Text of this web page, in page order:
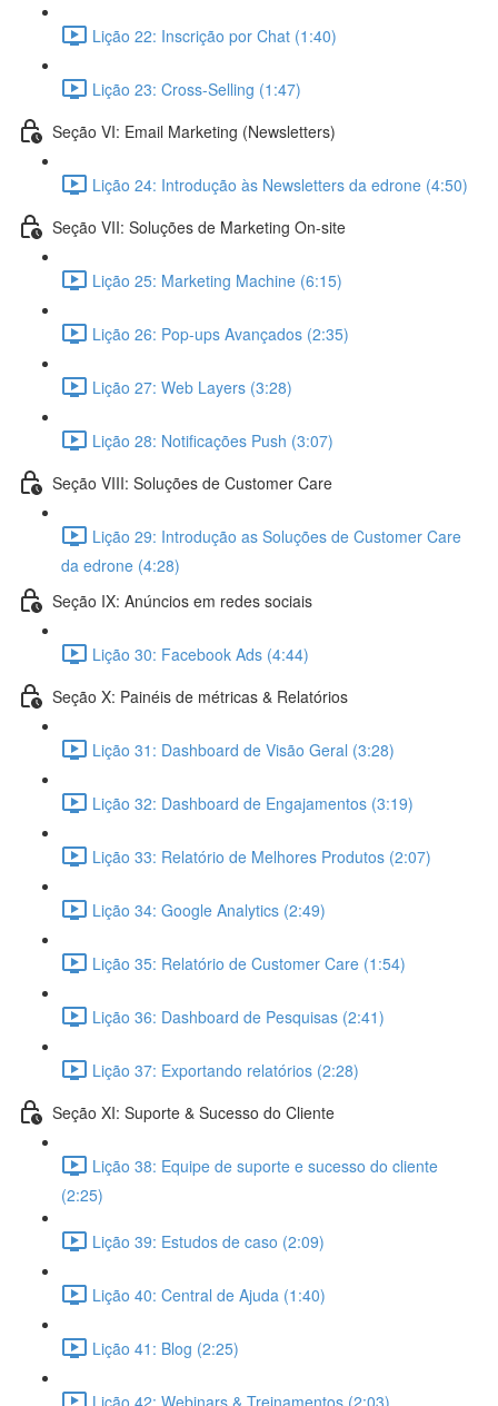
Lição 22: Inscrição por Chat (1:40)
Lição 23: Cross-Selling (1:47)
Seção VI: Email Marketing (Newsletters)
Lição 24: Introdução às Newsletters da edrone (4:50)
Seção VII: Soluções de Marketing On-site
Lição 25: Marketing Machine (6:15)
Lição 26: Pop-ups Avançados (2:35)
Lição 27: Web Layers (3:28)
Lição 28: Notificações Push (3:07)
Seção VIII: Soluções de Customer Care
Lição 29: Introdução as Soluções de Customer Care
da edrone (4:28)
Seção IX: Anúncios em redes sociais
Lição 30: Facebook Ads (4:44)
Seção X: Painéis de métricas & Relatórios
Lição 31: Dashboard de Visão Geral (3:28)
Lição 32: Dashboard de Engajamentos (3:19)
Lição 33: Relatório de Melhores Produtos (2:07)
Lição 34: Google Analytics (2:49)
Lição 35: Relatório de Customer Care (1:54)
Lição 36: Dashboard de Pesquisas (2:41)
Lição 37: Exportando relatórios (2:28)
Seção XI: Suporte & Sucesso do Cliente
Lição 38: Equipe de suporte e sucesso do cliente
(2:25)
Lição 39: Estudos de caso (2:09)
Lição 40: Central de Ajuda (1:40)
Lição 41: Blog (2:25)
Lição 42: Webinars & Treinamentos (2:03)